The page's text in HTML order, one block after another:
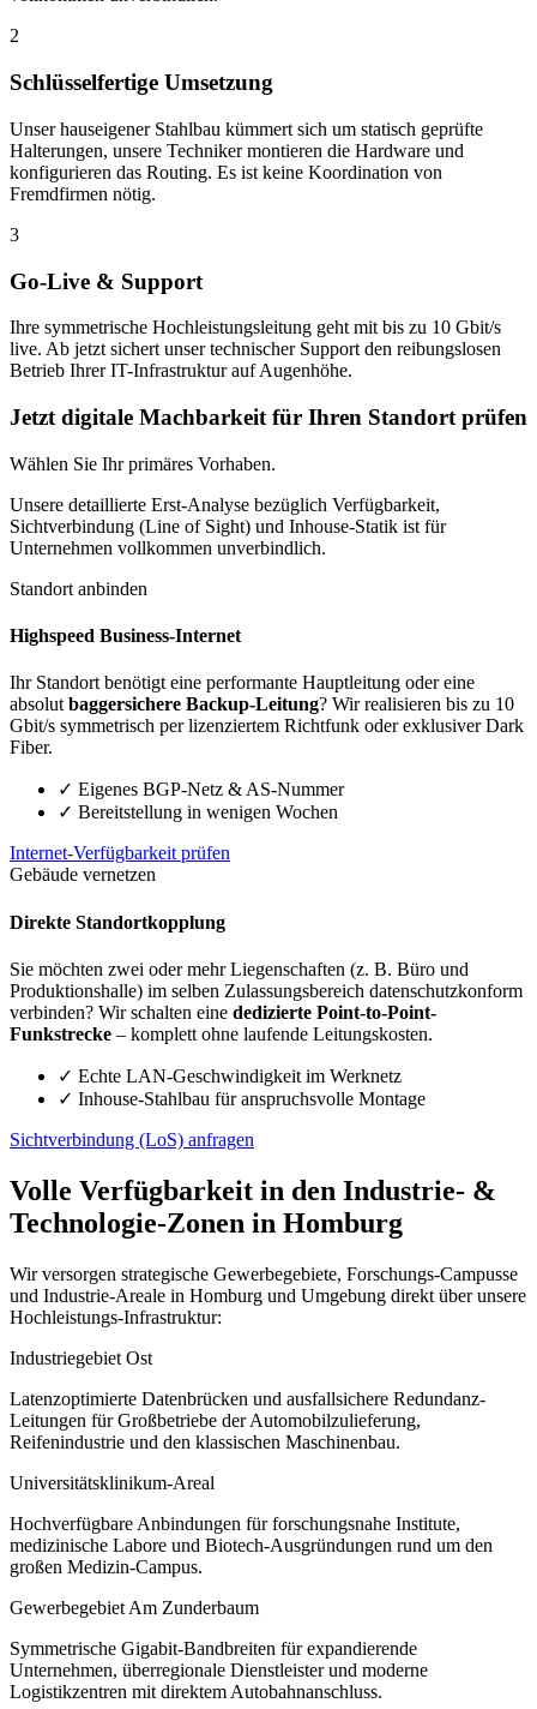
2
Schlüsselfertige Umsetzung
Unser hauseigener Stahlbau kümmert sich um statisch geprüfte
Halterungen, unsere Techniker montieren die Hardware und
konfigurieren das Routing. Es ist keine Koordination von
Fremdfirmen nötig.
3
Go-Live & Support
Ihre symmetrische Hochleistungsleitung geht mit bis zu 10 Gbit/s
live. Ab jetzt sichert unser technischer Support den reibungslosen
Betrieb Ihrer IT-Infrastruktur auf Augenhöhe.
Jetzt digitale Machbarkeit für Ihren Standort prüfen
Wählen Sie Ihr primäres Vorhaben.
Unsere detaillierte Erst-Analyse bezüglich Verfügbarkeit,
Sichtverbindung (Line of Sight) und Inhouse-Statik ist für
Unternehmen vollkommen unverbindlich.
Standort anbinden
Highspeed Business-Internet
Ihr Standort benötigt eine performante Hauptleitung oder eine
absolut baggersichere Backup-Leitung? Wir realisieren bis zu 10
Gbit/s symmetrisch per lizenziertem Richtfunk oder exklusiver Dark
Fiber.
✓ Eigenes BGP-Netz & AS-Nummer
✓ Bereitstellung in wenigen Wochen
Internet-Verfügbarkeit prüfen
Gebäude vernetzen
Direkte Standortkopplung
Sie möchten zwei oder mehr Liegenschaften (z. B. Büro und
Produktionshalle) im selben Zulassungsbereich datenschutzkonform
verbinden? Wir schalten eine dedizierte Point-to-Point-
Funkstrecke – komplett ohne laufende Leitungskosten.
✓ Echte LAN-Geschwindigkeit im Werknetz
✓ Inhouse-Stahlbau für anspruchsvolle Montage
Sichtverbindung (LoS) anfragen
Volle Verfügbarkeit in den Industrie- &
Technologie-Zonen in Homburg
Wir versorgen strategische Gewerbegebiete, Forschungs-Campusse
und Industrie-Areale in Homburg und Umgebung direkt über unsere
Hochleistungs-Infrastruktur:
Industriegebiet Ost
Latenzoptimierte Datenbrücken und ausfallsichere Redundanz-
Leitungen für Großbetriebe der Automobilzulieferung,
Reifenindustrie und den klassischen Maschinenbau.
Universitätsklinikum-Areal
Hochverfügbare Anbindungen für forschungsnahe Institute,
medizinische Labore und Biotech-Ausgründungen rund um den
großen Medizin-Campus.
Gewerbegebiet Am Zunderbaum
Symmetrische Gigabit-Bandbreiten für expandierende
Unternehmen, überregionale Dienstleister und moderne
Logistikzentren mit direktem Autobahnanschluss.